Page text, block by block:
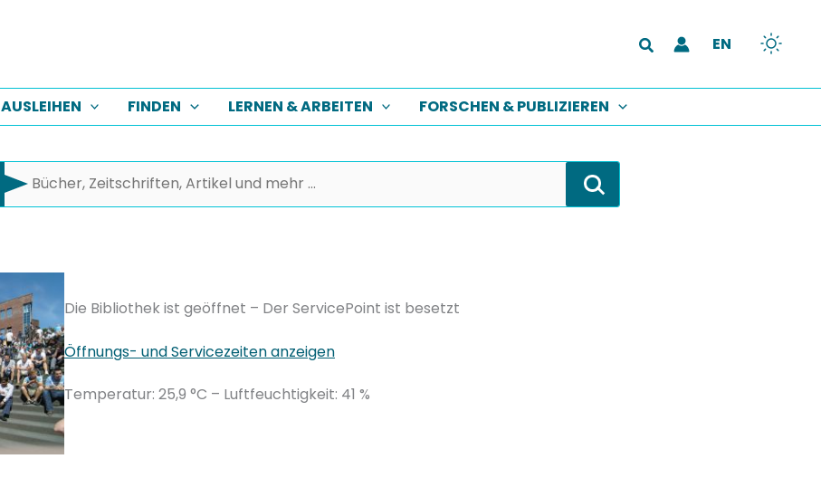
Suchen EN
AUSLEIHEN FINDEN LERNEN & ARBEITEN FORSCHEN & PUBLIZIEREN
Die Bibliothek ist geöffnet – Der ServicePoint ist besetzt
Öffnungs- und Servicezeiten anzeigen
Temperatur: 25,9 °C – Luftfeuchtigkeit: 41 %